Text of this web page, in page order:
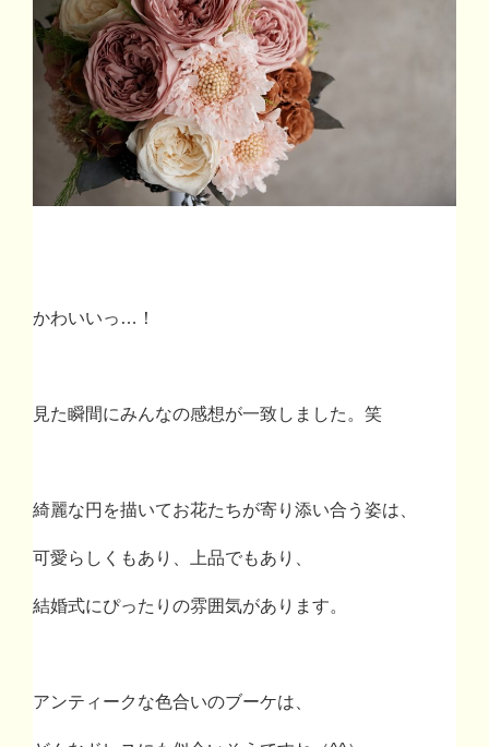
かわいいっ … ！
見た瞬間にみんなの感想が一致しました。笑
綺麗な円を描いてお花たちが寄り添い合う姿は、
可愛らしくもあり、上品でもあり、
結婚式にぴったりの雰囲気があります。
アンティークな色合いのブーケは、